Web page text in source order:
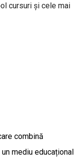
cursuri și cele mai
combină
mediu educațional